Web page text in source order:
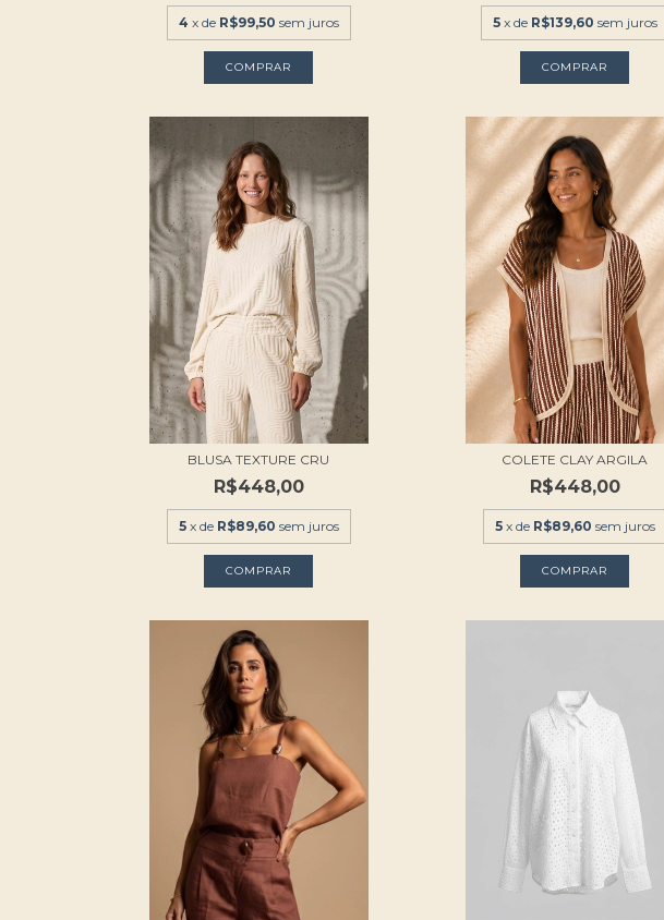
4 x de R$99,50 sem juros
COMPRAR
5 x de R$139,60 sem juros
COMPRAR
BLUSA TEXTURE CRU
R$448,00
5 x de R$89,60 sem juros
COMPRAR
COLETE CLAY ARGILA
R$448,00
5 x de R$89,60 sem juros
COMPRAR